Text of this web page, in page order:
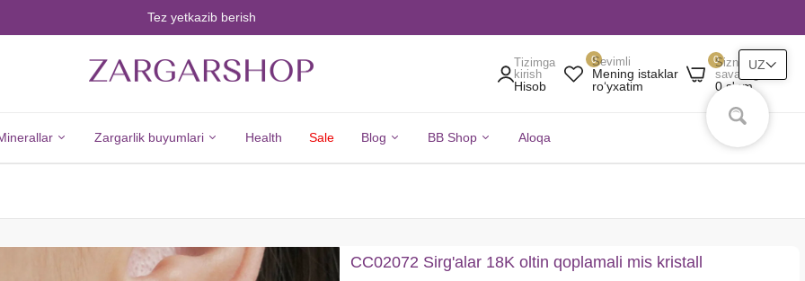
Tez yetkazib berish
Tizimga
kirish
Hisob
0Sevimli
Mening istaklar
roʻyxatim
0Sizning
savatingiz
0 s'om
Barcha
Zargarlik buyumlari
Barcha
Zargarlik
Health Sale Blog BB Shop Aloqa
CC02072 Sirg'alar 18K oltin qoplamali mis kristall
UZ